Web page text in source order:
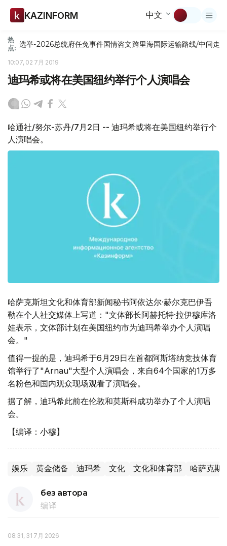
KAZINFORM 中文
热
点: 选举-2026总统府任免事件国情咨文跨里海国际运输路线/中间走廊
10:07, 02 7月 2019
迪玛希或将在美国纽约举行个人演唱会
哈通社/努尔-苏丹/7月2日 -- 迪玛希或将在美国纽约举行个
人演唱会。
哈萨克斯坦文化和体育部新闻秘书阿依达尔·赫尔克巴伊吾
勒在个人社交媒体上写道："文体部长阿赫托特·拉伊穆库洛
娃表示，文体部计划在美国纽约市为迪玛希举办个人演唱
会。"
值得一提的是，迪玛希于6月29日在首都阿斯塔纳竞技体育
馆举行了"Arnau"大型个人演唱会，来自64个国家的1万多
名粉色和国内观众现场观看了演唱会。
据了解，迪玛希此前在伦敦和莫斯科成功举办了个人演唱
会。
【编译：小穆】
娱乐 黄金储备 迪玛希 文化 文化和体育部 哈萨克斯
без автора
编译
08:31, 31 7月 2026